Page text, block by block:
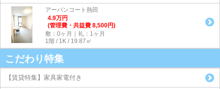
アーバンコート熱田
4.9万円
(管理費・共益費 8,500円)
敷：0ヶ月｜礼：1ヶ月
1階 / 1K / 19.87㎡
こだわり特集
【賃貸特集】家具家電付き